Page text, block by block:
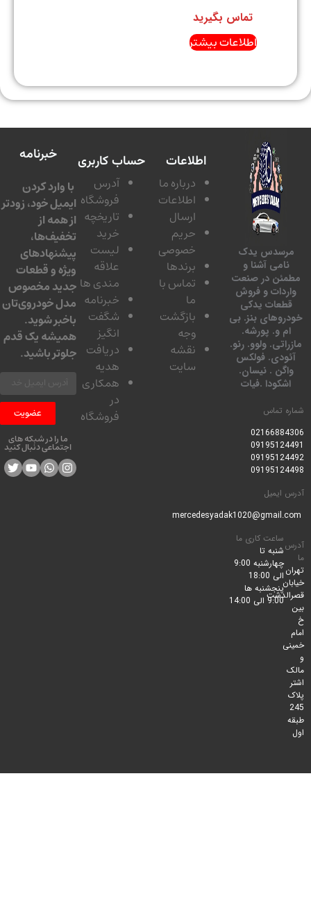
تماس بگیرید
اطلاعات بیشتر
یدک
آشنا و
در صنعت
و فروش
یدکی
بنز. بی
و. پورشه.
ولوو. رنو.
فولکس
. نیسان.
.فیات
تماس
ساعت کاری ما
شنبه تا
چهارشنبه 9:00
الی 18:00
پنجشنبه ها
9:00 الی 14:00
اطلاعات
درباره ما
اطلاعات
ارسال
حریم
خصوصی
برندها
تماس با
بازگشت
نقشه
سایت
حساب کاربری
آدرس
فروشگاه
تاریخچه
لیست
مندی ها
خبرنامه
شگفت
دریافت
همکاری
فروشگاه
خبرنامه
با وارد کردن
ایمیل خود، زودتر
از همه از
تخفیف‌ها،
پیشنهادهای
ویژه و قطعات
جدید مخصوص
مدل خودروی‌تان
باخبر شوید.
همیشه یک قدم
جلوتر باشید.
عضویت
ما را در شبکه های
اجتماعی دنبال کنید